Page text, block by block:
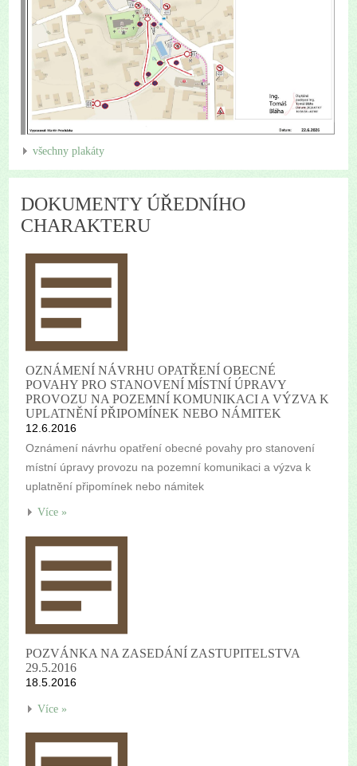
všechny plakáty
DOKUMENTY ÚŘEDNÍHO
CHARAKTERU
OZNÁMENÍ NÁVRHU OPATŘENÍ OBECNÉ
POVAHY PRO STANOVENÍ MÍSTNÍ ÚPRAVY
PROVOZU NA POZEMNÍ KOMUNIKACI A VÝZVA K
UPLATNĚNÍ PŘIPOMÍNEK NEBO NÁMITEK
12.6.2016
Oznámení návrhu opatření obecné povahy pro stanovení
místní úpravy provozu na pozemní komunikaci a výzva k
uplatnění připomínek nebo námitek
Více »
POZVÁNKA NA ZASEDÁNÍ ZASTUPITELSTVA
29.5.2016
18.5.2016
Více »